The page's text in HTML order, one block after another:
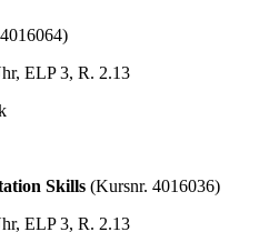
ELP 3, R. 2.13
Skills (Kursnr. 4016036)
ELP 3, R. 2.13